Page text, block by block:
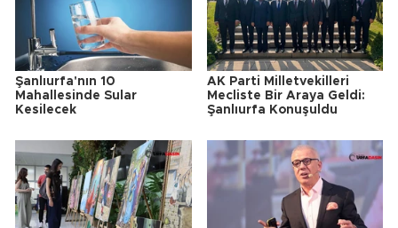
Şanlıurfa'nın 10
Mahallesinde Sular
Kesilecek
AK Parti Milletvekilleri
Mecliste Bir Araya Geldi:
Şanlıurfa Konuşuldu